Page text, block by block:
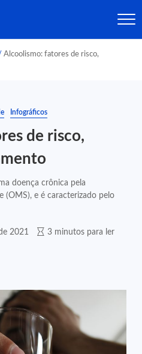
Alcoolismo: fatores de risco,
Infográficos
de risco,
doença crônica pela
(OMS), e é caracterizado pelo
2021 3 minutos para ler